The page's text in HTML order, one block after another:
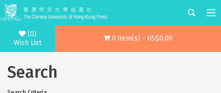
(0)
Wish List
0 item(s) - US$0.00
Search